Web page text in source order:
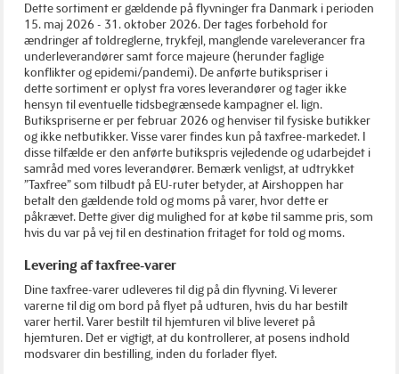
Dette sortiment er gældende på flyvninger fra Danmark i perioden
15. maj 2026 - 31. oktober 2026. Der tages forbehold for
ændringer af toldreglerne, trykfejl, manglende vareleverancer fra
underleverandører samt force majeure (herunder faglige
konflikter og epidemi/pandemi). De anførte butikspriser i
dette sortiment er oplyst fra vores leverandører og tager ikke
hensyn til eventuelle tidsbegrænsede kampagner el. lign.
Butikspriserne er per februar 2026 og henviser til fysiske butikker
og ikke netbutikker. Visse varer findes kun på taxfree-markedet. I
disse tilfælde er den anførte butikspris vejledende og udarbejdet i
samråd med vores leverandører. Bemærk venligst, at udtrykket
”Taxfree” som tilbudt på EU-ruter betyder, at Airshoppen har
betalt den gældende told og moms på varer, hvor dette er
påkrævet. Dette giver dig mulighed for at købe til samme pris, som
hvis du var på vej til en destination fritaget for told og moms.
Levering af taxfree-varer
Dine taxfree-varer udleveres til dig på din flyvning. Vi leverer
varerne til dig om bord på flyet på udturen, hvis du har bestilt
varer hertil. Varer bestilt til hjemturen vil blive leveret på
hjemturen. Det er vigtigt, at du kontrollerer, at posens indhold
modsvarer din bestilling, inden du forlader flyet.